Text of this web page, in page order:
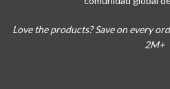
Love the products? Save on every
2M+